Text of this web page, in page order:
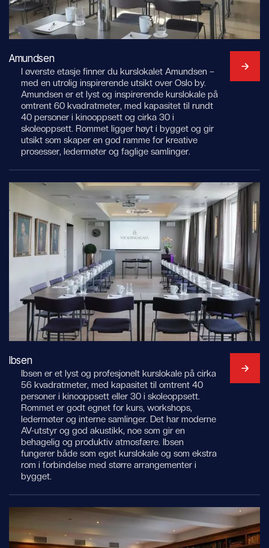
Amundsen
I øverste etasje finner du kurslokalet Amundsen –
med en utrolig inspirerende utsikt over Oslo by.
Amundsen er et lyst og inspirerende kurslokale på
omtrent 60 kvadratmeter, med kapasitet til rundt
40 personer i kinooppsett og cirka 30 i
skoleoppsett. Rommet ligger høyt i bygget og gir
utsikt som skaper en god ramme for kreative
prosesser, ledermøter og faglige samlinger.
Ibsen
Ibsen er et lyst og profesjonelt kurslokale på cirka
56 kvadratmeter, med kapasitet til omtrent 40
personer i kinooppsett eller 30 i skoleoppsett.
Rommet er godt egnet for kurs, workshops,
ledermøter og interne samlinger. Det har moderne
AV-utstyr og god akustikk, noe som gir en
behagelig og produktiv atmosfære. Ibsen
fungerer både som eget kurslokale og som ekstra
rom i forbindelse med større arrangementer i
bygget.